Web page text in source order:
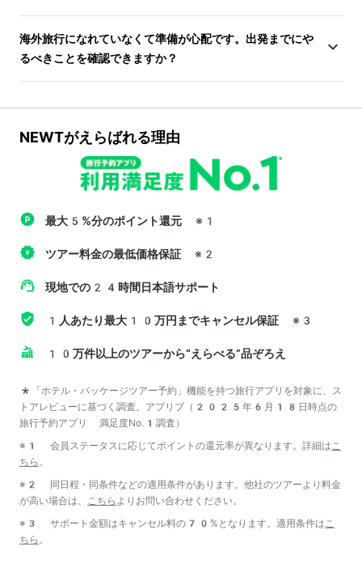
海外旅行になれていなくて準備が心配です。出発までにや
るべきことを確認できますか？
NEWTがえらばれる理由
最大5%分のポイント還元 ※1
ツアー料金の最低価格保証 ※2
現地での24時間日本語サポート
1人あたり最大10万円までキャンセル保証 ※3
10万件以上のツアーから“えらべる”品ぞろえ
*「ホテル・パッケージツアー予約」機能を持つ旅行アプリを対象に、ス
トアレビューに基づく調査。アプリブ（2025年6月18日時点の
旅行予約アプリ 満足度No.1調査）
※1 会員ステータスに応じてポイントの還元率が異なります。詳細はこ
ちら 。
※2 同日程・同条件などの適用条件があります。他社のツアーより料金
が高い場合は、 こちら よりお問い合わせください。
※3 サポート金額はキャンセル料の70%となります。適用条件はこ
ちら 。